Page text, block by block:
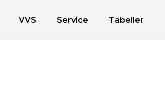
VVS Service Tabeller